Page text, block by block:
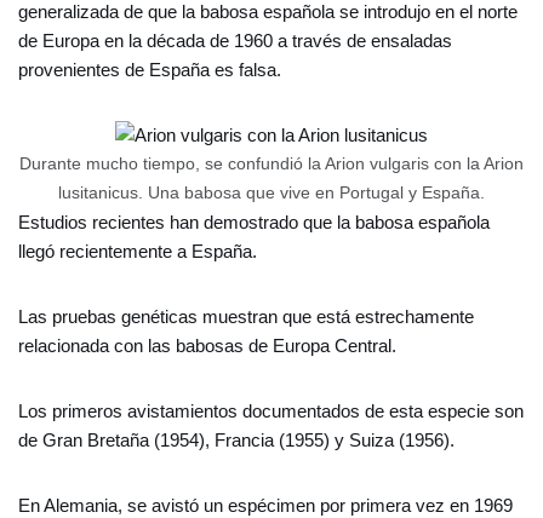
generalizada de que la babosa española se introdujo en el norte
de Europa en la década de 1960 a través de ensaladas
provenientes de España es falsa.
Durante mucho tiempo, se confundió la Arion vulgaris con la Arion
lusitanicus. Una babosa que vive en Portugal y España.
Estudios recientes han demostrado que la babosa española
llegó recientemente a España.
Las pruebas genéticas muestran que está estrechamente
relacionada con las babosas de Europa Central.
Los primeros avistamientos documentados de esta especie son
de Gran Bretaña (1954), Francia (1955) y Suiza (1956).
En Alemania, se avistó un espécimen por primera vez en 1969